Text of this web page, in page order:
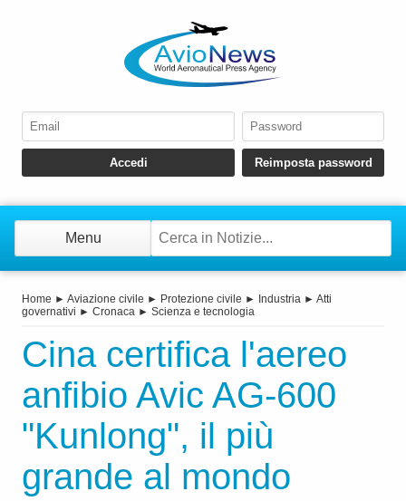
Menu
Home ► Aviazione civile ► Protezione civile ► Industria ► Atti
governativi ► Cronaca ► Scienza e tecnologia
Cina certifica l'aereo
anfibio Avic AG-600
"Kunlong", il più
grande al mondo